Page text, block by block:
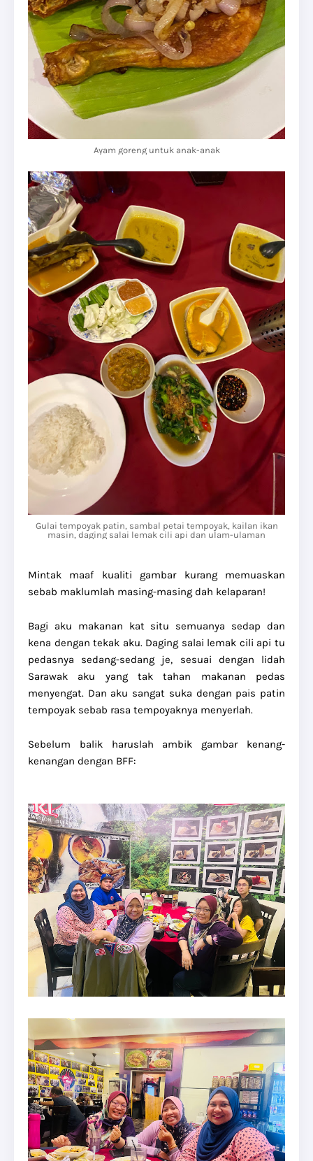
Ayam goreng untuk anak-anak
Gulai tempoyak patin, sambal petai tempoyak, kailan ikan
masin, daging salai lemak cili api dan ulam-ulaman
Mintak maaf kualiti gambar kurang memuaskan
sebab maklumlah masing-masing dah kelaparan!
Bagi aku makanan kat situ semuanya sedap dan
kena dengan tekak aku. Daging salai lemak cili api tu
pedasnya sedang-sedang je, sesuai dengan lidah
Sarawak aku yang tak tahan makanan pedas
menyengat. Dan aku sangat suka dengan pais patin
tempoyak sebab rasa tempoyaknya menyerlah.
Sebelum balik haruslah ambik gambar kenang-
kenangan dengan BFF: